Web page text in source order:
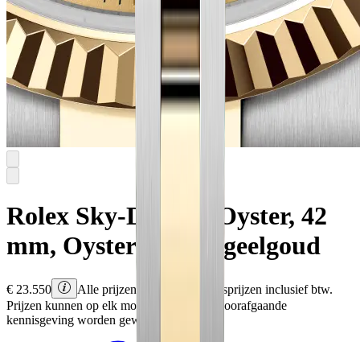
Rolex Sky-Dweller
Oyster, 42
mm, Oystersteel en geelgoud
€ 23.550
Alle prijzen zijn Rolex adviesprijzen inclusief btw.
Prijzen kunnen op elk moment en zonder voorafgaande
kennisgeving worden gewijzigd.